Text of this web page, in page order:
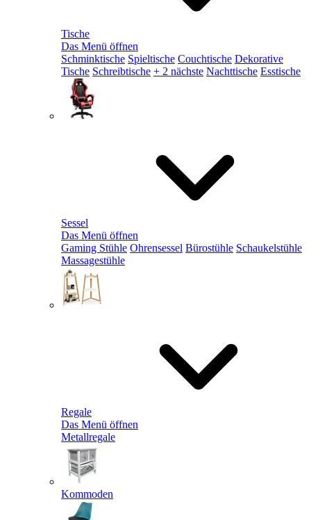
Tische
Das Menü öffnen
Schminktische Spieltische Couchtische Dekorative
Tische Schreibtische + 2 nächste Nachttische Esstische
Sessel
Das Menü öffnen
Gaming Stühle Ohrensessel Bürostühle Schaukelstühle
Massagestühle
Regale
Das Menü öffnen
Metallregale
Kommoden